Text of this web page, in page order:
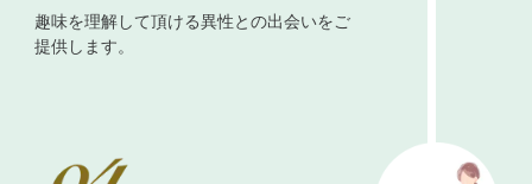
趣味を理解して頂ける異性との出会いをご
提供します。